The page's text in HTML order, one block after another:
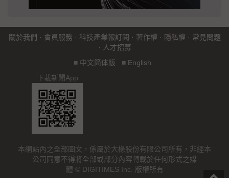
關於我們 · 會員服務 · 科技產業報訂閱 · 著作權 · 隱私權 · 常見問題
· 人才招募
■ 中文简体版 ■ English
下載新聞App
本網站內之全部圖文，係屬於大椽股份有限公司所有，非經本
公司同意不得將全部或部分內容轉載於任何形式之媒
體 © DIGITIMES Inc. 版權所有